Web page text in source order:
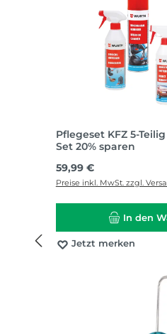
Pflegeset KFZ 5-
Set 20% sparen
Regulärer Preis:
59,99 €
Preise inkl. MwSt. zzgl.
In den
Jetzt merken